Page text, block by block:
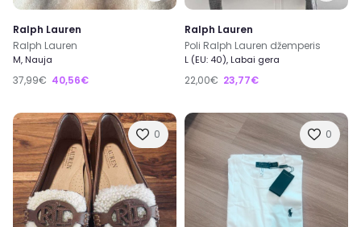
Ralph Lauren
Ralph Lauren
M, Nauja
37,99€ 40,56€
Ralph Lauren
Poli Ralph Lauren džemperis
L (EU: 40), Labai gera
22,00€ 23,77€
0 0